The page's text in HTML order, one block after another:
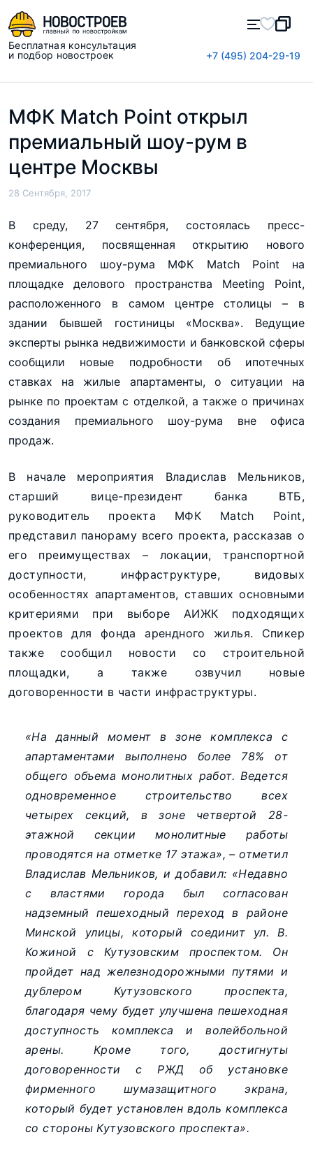
Бесплатная консультация
и подбор новостроек
+7 (495) 204-29-19
МФК Match Point открыл
премиальный шоу-рум в
центре Москвы
28 Сентября, 2017
В среду, 27 сентября, состоялась пресс-
конференция, посвященная открытию нового
премиального шоу-рума МФК Match Point на
площадке делового пространства Meeting Point,
расположенного в самом центре столицы – в
здании бывшей гостиницы «Москва». Ведущие
эксперты рынка недвижимости и банковской сферы
сообщили новые подробности об ипотечных
ставках на жилые апартаменты, о ситуации на
рынке по проектам с отделкой, а также о причинах
создания премиального шоу-рума вне офиса
продаж.
В начале мероприятия Владислав Мельников,
старший вице-президент банка ВТБ,
руководитель проекта МФК Match Point,
представил панораму всего проекта, рассказав о
его преимуществах – локации, транспортной
доступности, инфраструктуре, видовых
особенностях апартаментов, ставших основными
критериями при выборе АИЖК подходящих
проектов для фонда арендного жилья. Спикер
также сообщил новости со строительной
площадки, а также озвучил новые
договоренности в части инфраструктуры.
«На данный момент в зоне комплекса с
апартаментами выполнено более 78% от
общего объема монолитных работ. Ведется
одновременное строительство всех
четырех секций, в зоне четвертой 28-
этажной секции монолитные работы
проводятся на отметке 17 этажа», – отметил
Владислав Мельников, и добавил: «Недавно
с властями города был согласован
надземный пешеходный переход в районе
Минской улицы, который соединит ул. В.
Кожиной с Кутузовским проспектом. Он
пройдет над железнодорожными путями и
дублером Кутузовского проспекта,
благодаря чему будет улучшена пешеходная
доступность комплекса и волейбольной
арены. Кроме того, достигнуты
договоренности с РЖД об установке
фирменного шумазащитного экрана,
который будет установлен вдоль комплекса
со стороны Кутузовского проспекта».